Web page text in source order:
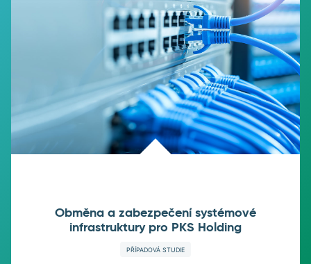
Obměna a zabezpečení systémové
infrastruktury pro PKS Holding
PŘÍPADOVÁ STUDIE